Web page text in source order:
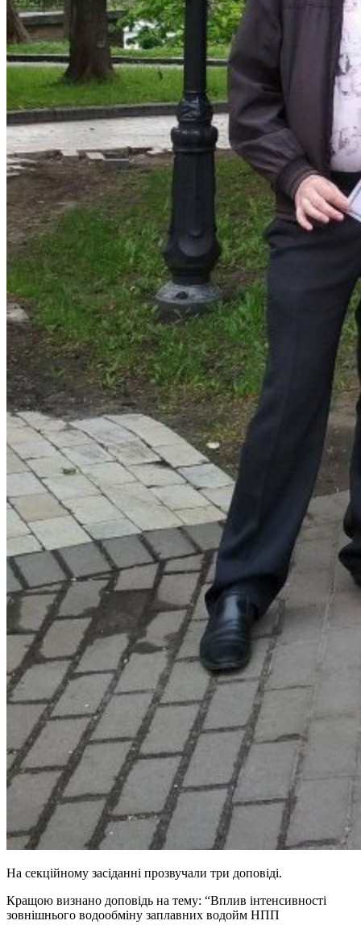
На секційному засіданні прозвучали три доповіді.
Кращою визнано доповідь на тему: “Вплив інтенсивності
зовнішнього водообміну заплавних водойм НПП